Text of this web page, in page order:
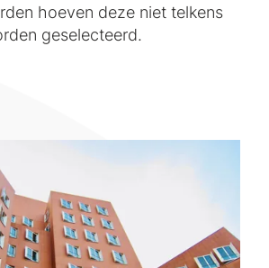
hoeven deze niet telkens
geselecteerd.